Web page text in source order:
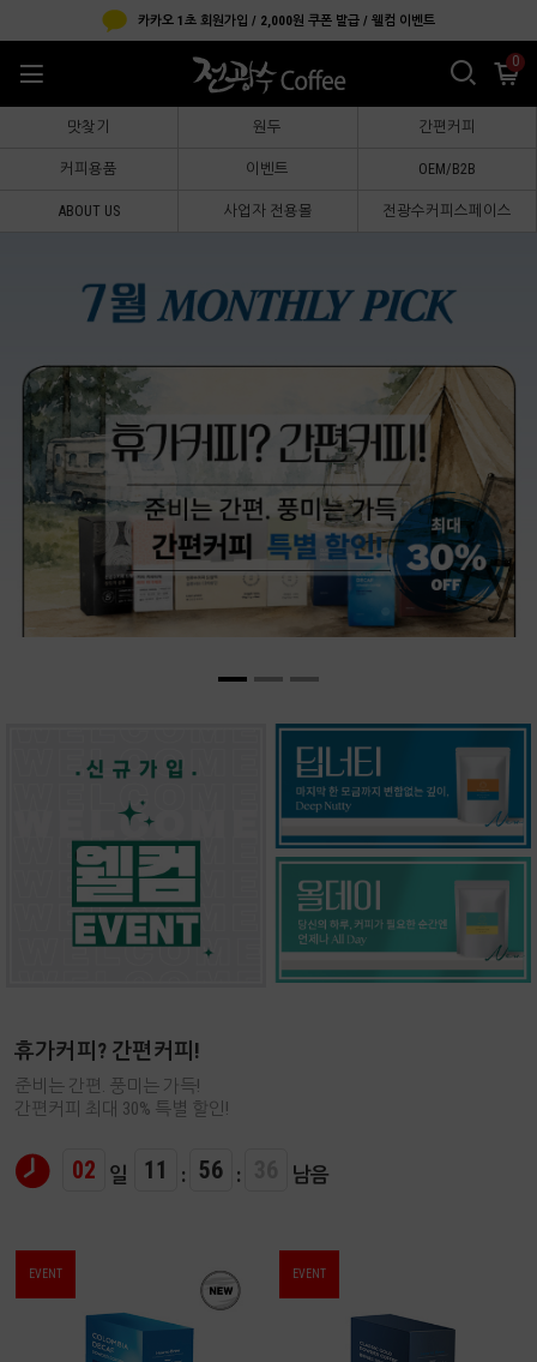
카카오 1초 회원가입 / 2,000원 쿠폰 발급 / 웰컴 이벤트
0
맛찾기 원두 간편커피
커피용품 이벤트 OEM/B2B
ABOUT US 사업자 전용몰 전광수커피스페이스
휴가커피? 간편커피!
준비는 간편. 풍미는 가득!
간편커피 최대 30% 특별 할인!
02 일 11 : 56 : 남음
EVENT EVENT